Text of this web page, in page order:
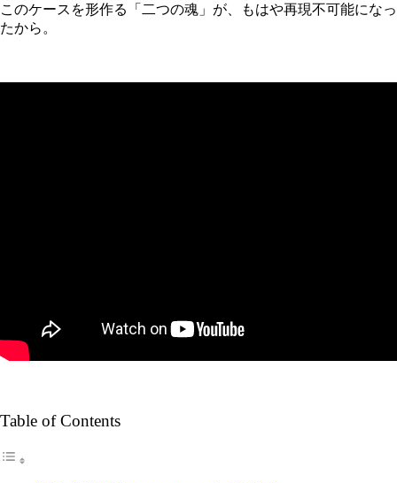
このケースを形作る「二つの魂」が、もはや再現不可能になっ
たから。
Table of Contents